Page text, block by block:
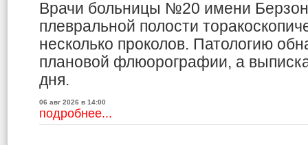
Врачи больницы №20 имени
плевральной полости
несколько проколов. Патологию
плановой флюорографии, а
дня.
06 авг 2026 в 14:00
подробнее...